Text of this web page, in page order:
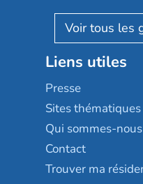
Reseda
Stella
Les villages d'or
Sérénys
Résidences
Résidalya
Groupe aplus
AGE D'OR
Liens utiles
Presse
Sites thématiques
Qui sommes-
Contact
Trouver ma